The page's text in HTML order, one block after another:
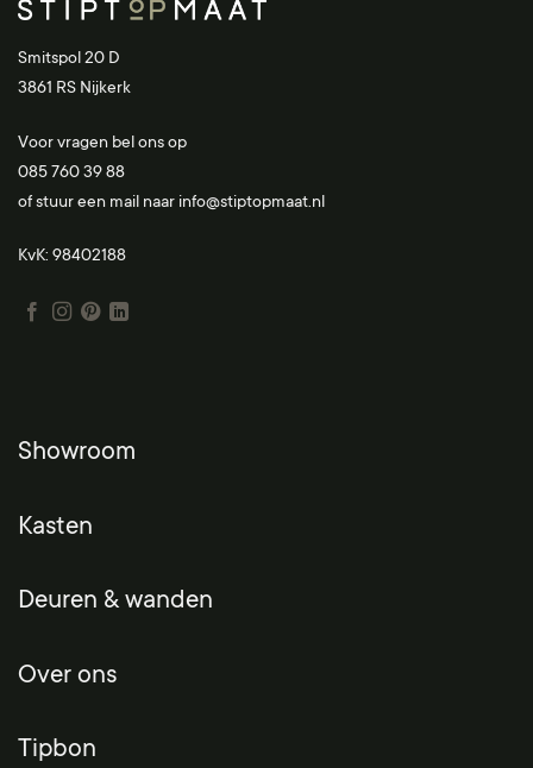
Smitspol 20 D
3861 RS Nijkerk
Voor vragen bel ons op
085 760 39 88
of stuur een mail naar info@stiptopmaat.nl
KvK: 98402188
Showroom
Kasten
Deuren & wanden
Over ons
Tipbon